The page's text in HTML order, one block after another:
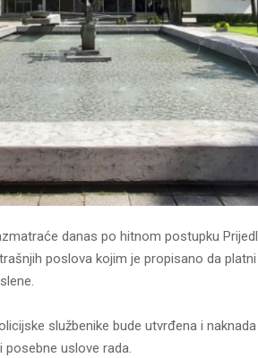
danas po hitnom postupku
poslova kojim je propisano da
službenike bude utvrđena i
uslove rada.